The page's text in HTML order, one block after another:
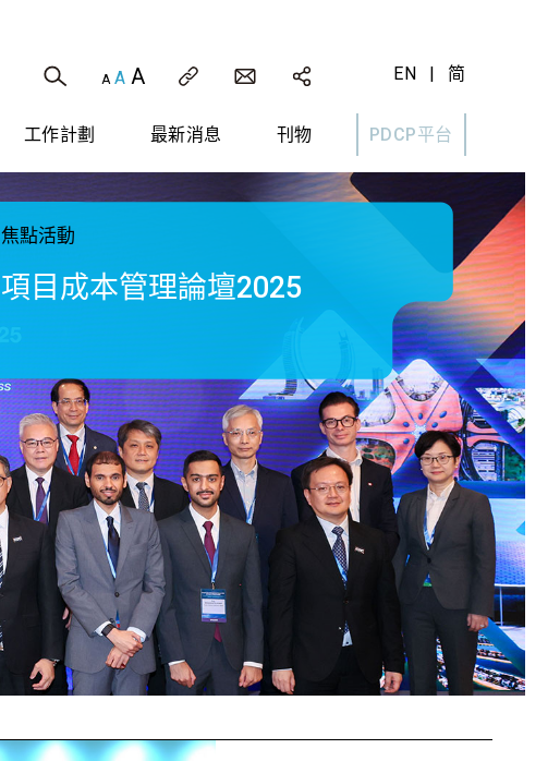
A A A EN | 简
工作計劃 最新消息 刊物 PDCP平台
焦點活動
項目成本管理論壇2025